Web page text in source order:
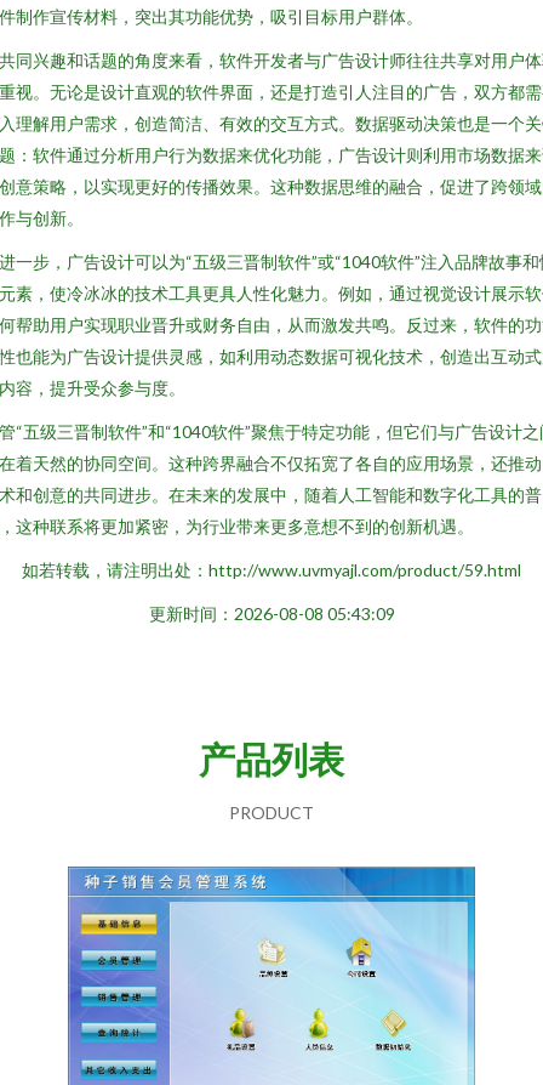
制作宣传材料，突出其功能优势，吸引目标用户群体。
同兴趣和话题的角度来看，软件开发者与广告设计师往往共享对用户
视。无论是设计直观的软件界面，还是打造引人注目的广告，双方都
理解用户需求，创造简洁、有效的交互方式。数据驱动决策也是一个
：软件通过分析用户行为数据来优化功能，广告设计则利用市场数据
意策略，以实现更好的传播效果。这种数据思维的融合，促进了跨领
与创新。
一步，广告设计可以为“五级三晋制软件”或“1040软件”注入品牌故事和
素，使冷冰冰的技术工具更具人性化魅力。例如，通过视觉设计展示
帮助用户实现职业晋升或财务自由，从而激发共鸣。反过来，软件的
也能为广告设计提供灵感，如利用动态数据可视化技术，创造出互动
容，提升受众参与度。
“五级三晋制软件”和“1040软件”聚焦于特定功能，但它们与广告设计之
着天然的协同空间。这种跨界融合不仅拓宽了各自的应用场景，还推
和创意的共同进步。在未来的发展中，随着人工智能和数字化工具的普
这种联系将更加紧密，为行业带来更多意想不到的创新机遇。
如若转载，请注明出处：http://www.uvmyajl.com/product/59.html
更新时间：2026-08-08 05:43:09
产品列表
PRODUCT